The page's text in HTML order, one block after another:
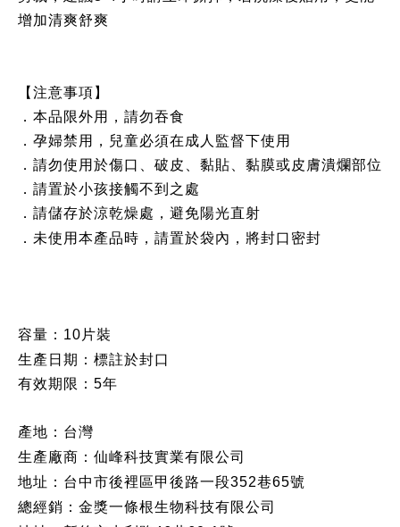
增加清爽舒爽
【注意事項】
．本品限外用，請勿吞食
．孕婦禁用，兒童必須在成人監督下使用
．請勿使用於傷口、破皮、黏貼、黏膜或皮膚潰爛部位
．請置於小孩接觸不到之處
．請儲存於涼乾燥處，避免陽光直射
．未使用本產品時，請置於袋內，將封口密封
容量：10片裝
生產日期： 標註於封口
有效期限：5年
產地：台灣
生產廠商： 仙峰科技實業有限公司
地址： 台中市後裡區甲後路一段352巷65號
總經銷 ： 金獎一條根生物科技有限公司